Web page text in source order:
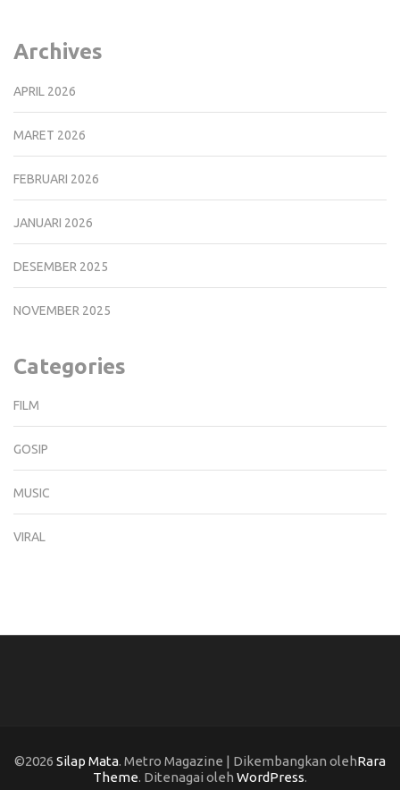
Archives
APRIL 2026
MARET 2026
FEBRUARI 2026
JANUARI 2026
DESEMBER 2025
NOVEMBER 2025
Categories
FILM
GOSIP
MUSIC
VIRAL
©2026 Silap Mata. Metro Magazine | Dikembangkan olehRara
Theme. Ditenagai oleh WordPress.